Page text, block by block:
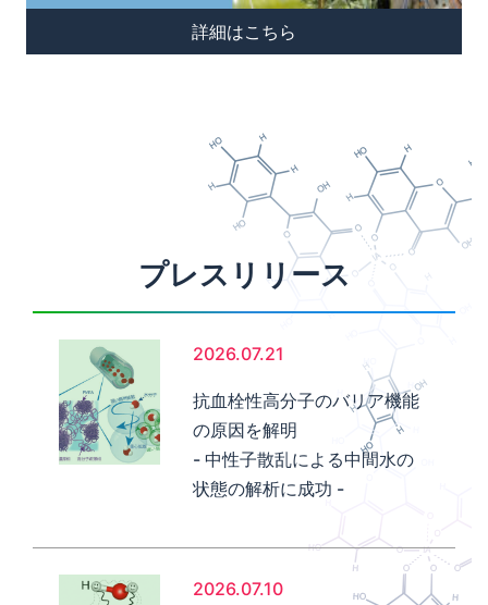
詳細はこちら
プレスリリース
2026.07.21
抗血栓性高分子のバリア機能
の原因を解明
- 中性子散乱による中間水の
状態の解析に成功 -
2026.07.10